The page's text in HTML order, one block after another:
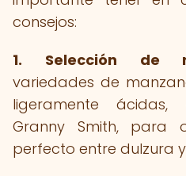
consejos:
1. Selección de
variedades de
ligeramente
Granny Smith, para
perfecto entre dulzura